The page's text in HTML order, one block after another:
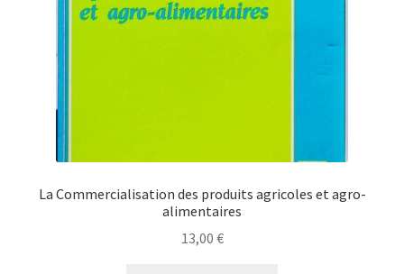
La Commercialisation des produits agricoles et agro-
alimentaires
13,00 €